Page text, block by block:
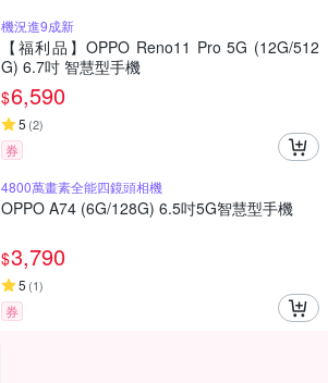
機況進9成新
【福利品】OPPO Reno11 Pro 5G (12G/512
G) 6.7吋 智慧型手機
$6,590
5 (2)
券
4800萬畫素全能四鏡頭相機
OPPO A74 (6G/128G) 6.5吋5G智慧型手機
$3,790
5 (1)
券